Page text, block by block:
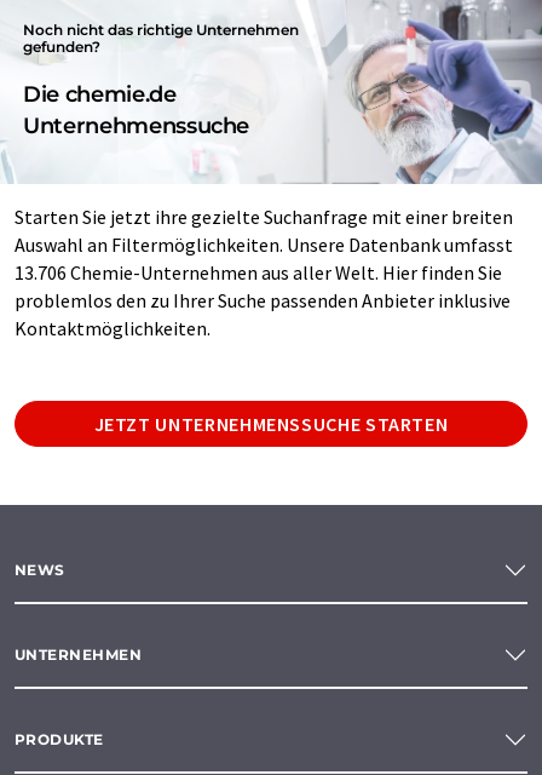
Noch nicht das richtige Unternehmen
gefunden?
Die chemie.de
Unternehmenssuche
Starten Sie jetzt ihre gezielte Suchanfrage mit einer breiten
Auswahl an Filtermöglichkeiten. Unsere Datenbank umfasst
13.706 Chemie-Unternehmen aus aller Welt. Hier finden Sie
problemlos den zu Ihrer Suche passenden Anbieter inklusive
Kontaktmöglichkeiten.
JETZT UNTERNEHMENSSUCHE STARTEN
NEWS
UNTERNEHMEN
PRODUKTE